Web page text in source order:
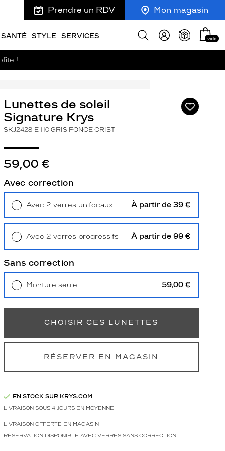
Prendre un RDV Mon magasin
SANTÉ STYLE SERVICES
Afficher
Mon
panier
vide
!
Ajouter
à
Lunettes de soleil
Signature Krys
SKJ2428-E 110 GRIS FONCE CRIST
59,00 €
Avec correction
Avec 2 verres unifocaux À partir de 39 €
Avec 2 verres progressifs À partir de 99 €
Sans correction
Monture seule 59,00 €
CHOISIR CES LUNETTES
RÉSERVER EN MAGASIN
EN STOCK SUR KRYS.COM
LIVRAISON SOUS 4 JOURS EN MOYENNE
LIVRAISON OFFERTE EN MAGASIN
RÉSERVATION DISPONIBLE AVEC VERRES SANS CORRECTION